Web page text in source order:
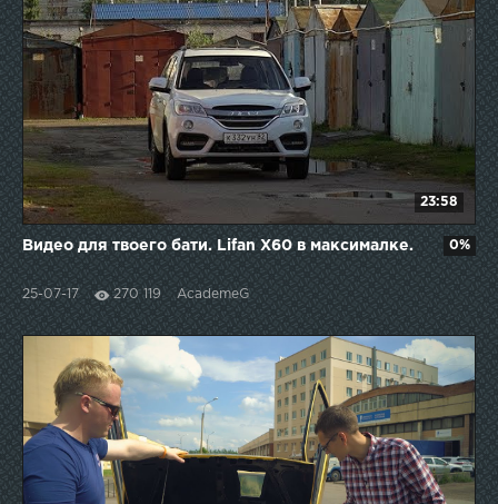
23:58
Видео для твоего бати. Lifan X60 в максималке.
25-07-17 270 119 AcademeG
0%